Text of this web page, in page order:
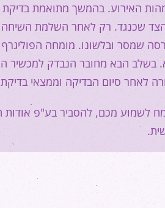
האירוע. בהמשך מתואמת
הצד שכנגד. רק לאחר השלמת
שמסר ובלשונו. מומחה
בשלב הבא מחובר הנבדק
לאחר סיום הבדיקה וממצאי
לשמוע מכם, להסביר בע"פ אודות